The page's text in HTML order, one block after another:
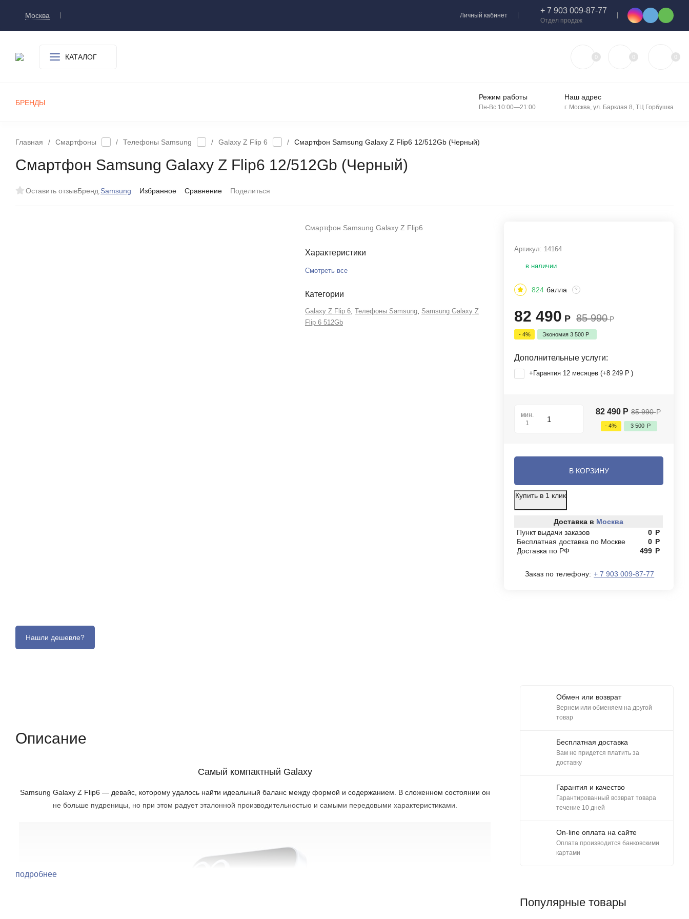
Москва Личный кабинет
+ 7 903 009-87-77
Отдел продаж
КАТАЛОГ 0 0 0
БРЕНДЫ
Режим работы
Пн-Вс 10:00—21:00
Наш адрес
г. Москва, ул. Барклая 8, ТЦ Горбушка
Главная / Смартфоны / Телефоны Samsung / Galaxy Z Flip 6 / Смартфон Samsung Galaxy Z Flip6 12/512Gb (Черный)
Смартфон Samsung Galaxy Z Flip6 12/512Gb (Черный)
Оставить отзывБренд:Samsung Избранное Сравнение Поделиться
Смартфон Samsung Galaxy Z Flip6
Характеристики
Смотреть все
Категории
Galaxy Z Flip 6, Телефоны Samsung, Samsung Galaxy Z
Flip 6 512Gb
Артикул: 14164
в наличии
824 балла ?
82 490 Р 85 990 Р
- 4% Экономия3 500 Р
Дополнительные услуги:
+Гарантия 12 месяцев (+8 249 Р )
мин.
1
82 490 Р 85 990 Р
- 4% 3 500 Р
В КОРЗИНУ
Купить в 1 клик
Доставка в Москва
Пункт выдачи заказов
0 Р
Бесплатная доставка по Москве
0 Р
Доставка по РФ
499 Р
Заказ по телефону: + 7 903 009-87-77
Описание
Самый компактный Galaxy
Samsung Galaxy Z Flip6 — девайс, которому удалось найти идеальный баланс между формой и содержанием. В сложенном состоянии он
не больше пудреницы, но при этом радует эталонной производительностью и самыми передовыми характеристиками.
подробнее
Обмен или возврат
Вернем или обменяем на другой
товар
Бесплатная доставка
Вам не придется платить за
доставку
Гарантия и качество
Гарантированный возврат товара
течение 10 дней
On-line оплата на сайте
Оплата производится банковскими
картами
Популярные товары